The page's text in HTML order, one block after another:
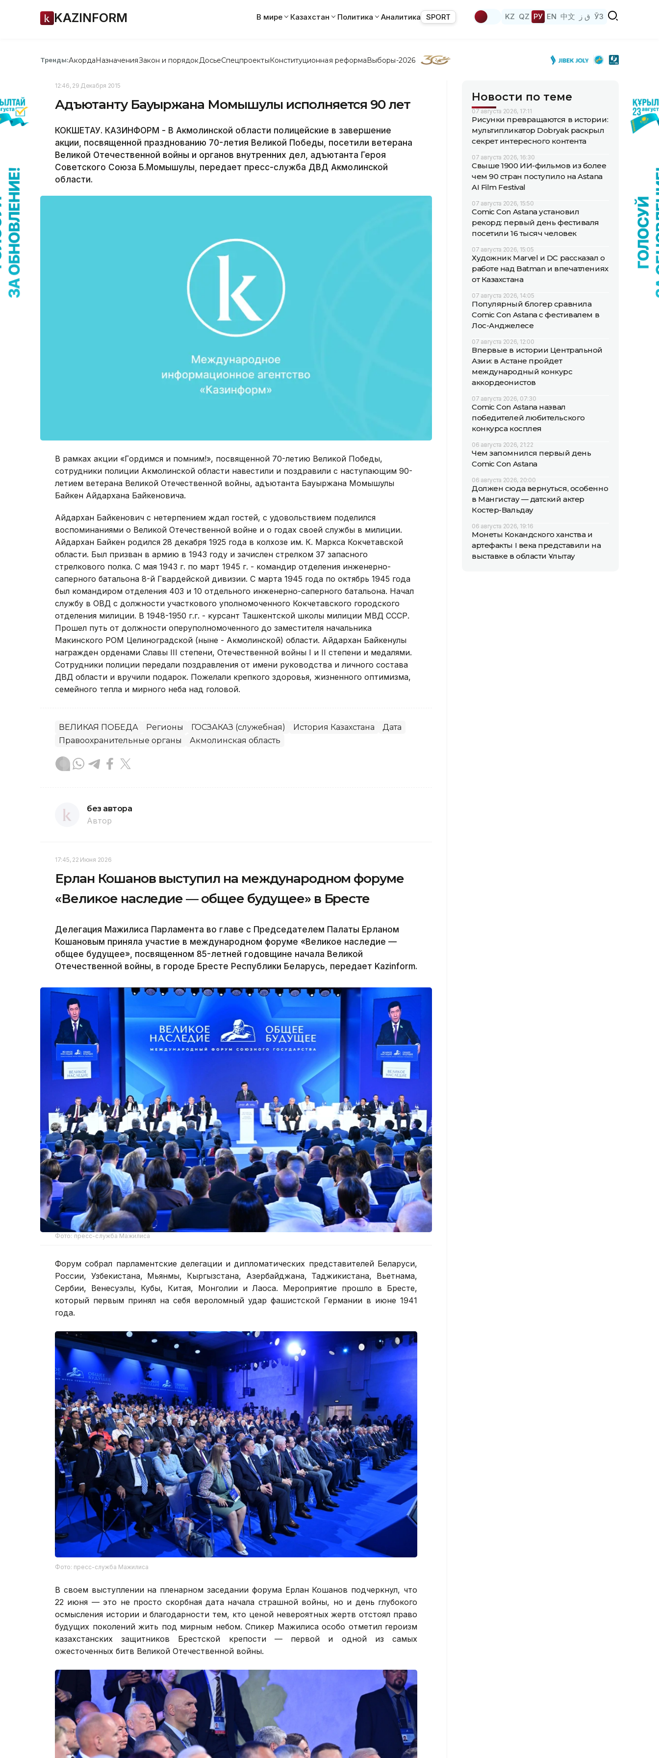
KAZINFORM В мире Казахстан Политика Аналитика SPORT KZ QZ РУ EN 中文 ق ز ЎЗ
Тренды:АкордаНазначенияЗакон и порядок ДосьеСпецпроектыКонституционная реформаВыборы-2026
12:46, 29 Декабря 2015
Адъютанту Бауыржана Момышулы исполняется 90 лет
КОКШЕТАУ. КАЗИНФОРМ - В Акмолинской области полицейские в завершение
акции, посвященной празднованию 70-летия Великой Победы, посетили ветерана
Великой Отечественной войны и органов внутренних дел, адъютанта Героя
Советского Союза Б.Момышулы, передает пресс-служба ДВД Акмолинской
области.
В рамках акции «Гордимся и помним!», посвященной 70-летию Великой Победы,
сотрудники полиции Акмолинской области навестили и поздравили с наступающим 90-
летием ветерана Великой Отечественной войны, адъютанта Бауыржана Момышулы
Байкен Айдархана Байкеновича.
Айдархан Байкенович с нетерпением ждал гостей, с удовольствием поделился
воспоминаниями о Великой Отечественной войне и о годах своей службы в милиции.
Айдархан Байкен родился 28 декабря 1925 года в колхозе им. К. Маркса Кокчетавской
области. Был призван в армию в 1943 году и зачислен стрелком 37 запасного
стрелкового полка. С мая 1943 г. по март 1945 г. - командир отделения инженерно-
саперного батальона 8-й Гвардейской дивизии. С марта 1945 года по октябрь 1945 года
был командиром отделения 403 и 10 отдельного инженерно-саперного батальона. Начал
службу в ОВД с должности участкового уполномоченного Кокчетавского городского
отделения милиции. В 1948-1950 г.г. - курсант Ташкентской школы милиции МВД СССР.
Прошел путь от должности оперуполномоченного до заместителя начальника
Макинского РОМ Целиноградской (ныне - Акмолинской) области. Айдархан Байкенулы
награжден орденами Славы III степени, Отечественной войны I и II степени и медалями.
Сотрудники полиции передали поздравления от имени руководства и личного состава
ДВД области и вручили подарок. Пожелали крепкого здоровья, жизненного оптимизма,
семейного тепла и мирного неба над головой.
ВЕЛИКАЯ ПОБЕДА Регионы ГОСЗАКАЗ (служебная) История Казахстана
Дата
Правоохранительные органы
Акмолинская область
без автора
Автор
17:45, 22 Июня 2026
Ерлан Кошанов выступил на международном форуме
«Великое наследие — общее будущее» в Бресте
Делегация Мажилиса Парламента во главе с Председателем Палаты Ерланом
Кошановым приняла участие в международном форуме «Великое наследие —
общее будущее», посвященном 85-летней годовщине начала Великой
Отечественной войны, в городе Бресте Республики Беларусь, передает Kazinform.
Фото: пресс-служба Мажилиса
Форум собрал парламентские делегации и дипломатических представителей Беларуси,
России, Узбекистана, Мьянмы, Кыргызстана, Азербайджана, Таджикистана, Вьетнама,
Сербии, Венесуэлы, Кубы, Китая, Монголии и Лаоса. Мероприятие прошло в Бресте,
который первым принял на себя вероломный удар фашистской Германии в июне 1941
года.
Фото: пресс-служба Мажилиса
В своем выступлении на пленарном заседании форума Ерлан Кошанов подчеркнул, что
22 июня — это не просто скорбная дата начала страшной войны, но и день глубокого
осмысления истории и благодарности тем, кто ценой невероятных жертв отстоял право
будущих поколений жить под мирным небом. Спикер Мажилиса особо отметил героизм
казахстанских защитников Брестской крепости — первой и одной из самых
ожесточенных битв Великой Отечественной войны.
Новости по теме
07 августа 2026, 17:11
Рисунки превращаются в истории:
мультипликатор Dobryak раскрыл
секрет интересного контента
07 августа 2026, 16:30
Свыше 1900 ИИ-фильмов из более
чем 90 стран поступило на Astana
AI Film Festival
07 августа 2026, 15:50
Comic Con Astana установил
рекорд: первый день фестиваля
посетили 16 тысяч человек
07 августа 2026, 15:05
Художник Marvel и DC рассказал о
работе над Batman и впечатлениях
от Казахстана
07 августа 2026, 14:05
Популярный блогер сравнила
Comic Con Astana с фестивалем в
Лос-Анджелесе
07 августа 2026, 12:00
Впервые в истории Центральной
Азии: в Астане пройдет
международный конкурс
аккордеонистов
07 августа 2026, 07:30
Comic Con Astana назвал
победителей любительского
конкурса косплея
06 августа 2026, 21:22
Чем запомнился первый день
Comic Con Astana
06 августа 2026, 20:00
Должен сюда вернуться, особенно
в Мангистау — датский актер
Костер-Вальдау
06 августа 2026, 19:16
Монеты Кокандского ханства и
артефакты I века представили на
выставке в области Ұлытау